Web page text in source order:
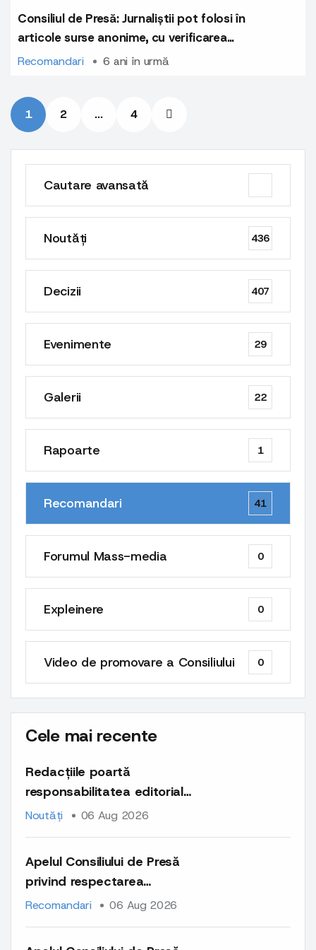
Consiliul de Presă: Jurnaliștii pot folosi în
articole surse anonime, cu verificarea
informației din alte surse și oferirea dreptului
Recomandari 6 ani în urmă
1 2 ... 4
Cautare avansată
Noutăți 436
Decizii 407
Evenimente 29
Galerii 22
Rapoarte 1
Recomandari 41
Forumul Mass-media 0
Expleinere 0
Video de promovare a Consiliului 0
Cele mai recente
Redacțiile poartă
responsabilitatea editorială
și deontologică pentru
Noutăți 06 Aug 2026
Apelul Consiliului de Presă
privind respectarea
normelor deontologice la
Recomandari 06 Aug 2026